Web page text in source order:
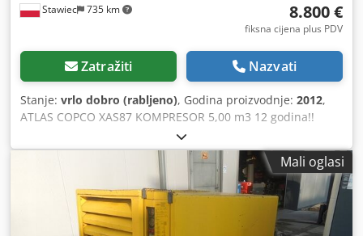
Stawiec 735 km 8.800 €
fiksna cijena plus PDV
Zatražiti Nazvati
Stanje: vrlo dobro (rabljeno), Godina proizvodnje: 2012,
ATLAS COPCO XAS87 KOMPRESOR 5,00 m3 12 godina!!
DIESEL ATLAS COPCO XAS87 kompresor, stroj nakon servisa
Tehnički podaci: učinkovitost 5,00 m3/min; radni pritisak 7
Bar; Crjdpfxotyk Tas Ahfsf godina proizvodnje 2012; motor;
KUBOTA kilometraža 1397h!!! kompresor je potpuno
ispravan, spreman za rad, dajemo jamstvo neto cijena:
37.800 PLN bruto cijena: 46.494 PLN Ispod je poveznica na
Mali oglasi